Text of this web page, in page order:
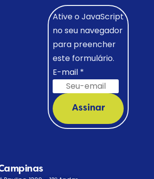
Ative o JavaScript
no seu navegador
para preencher
este formulário.
E-mail *
Assinar